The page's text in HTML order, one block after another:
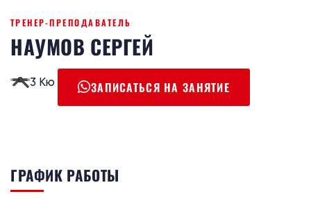
ТРЕНЕР-ПРЕПОДАВАТЕЛЬ
НАУМОВ СЕРГЕЙ
3 Кю ЗАПИСАТЬСЯ НА ЗАНЯТИЕ
ГРАФИК РАБОТЫ